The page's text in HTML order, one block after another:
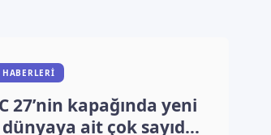
HABERLERI
27’nin kapağında yeni
dünyaya ait çok sayıda